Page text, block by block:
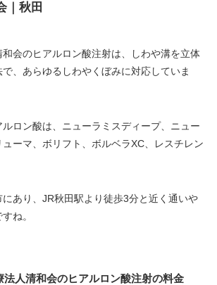
｜秋田
会のヒアルロン酸注射は、しわや溝を立体
、あらゆるしわやくぼみに対応していま
ロン酸は、ニューラミスディープ、ニュー
ーマ、ボリフト、ボルベラXC、レスチレン
あり、JR秋田駅より徒歩3分と近く通いや
ね。
法人清和会のヒアルロン酸注射の料金